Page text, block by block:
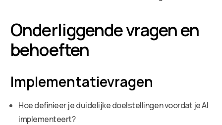
Onderliggende vragen en
behoeften
Implementatievragen
Hoe definieer je duidelijke doelstellingen voordat je AI
implementeert?